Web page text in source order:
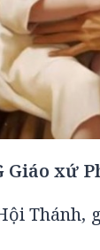
Giáo xứ
Thánh,